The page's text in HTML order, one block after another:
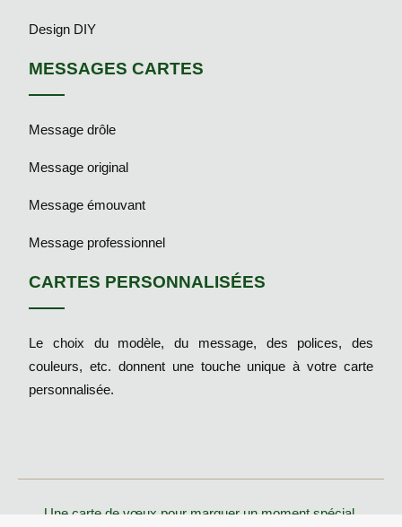
Design DIY
MESSAGES CARTES
Message drôle
Message original
Message émouvant
Message professionnel
CARTES PERSONNALISÉES
Le choix du modèle, du message, des polices, des
couleurs, etc. donnent une touche unique à votre carte
personnalisée.
Une carte de vœux pour marquer un moment spécial.